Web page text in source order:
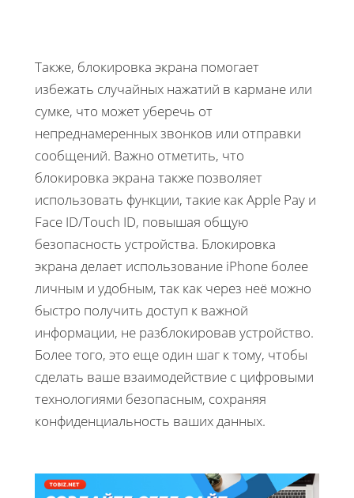
Также, блокировка экрана помогает
избежать случайных нажатий в кармане или
сумке, что может уберечь от
непреднамеренных звонков или отправки
сообщений. Важно отметить, что
блокировка экрана также позволяет
использовать функции, такие как Apple Pay и
Face ID/Touch ID, повышая общую
безопасность устройства. Блокировка
экрана делает использование iPhone более
личным и удобным, так как через неё можно
быстро получить доступ к важной
информации, не разблокировав устройство.
Более того, это еще один шаг к тому, чтобы
сделать ваше взаимодействие с цифровыми
технологиями безопасным, сохраняя
конфиденциальность ваших данных.